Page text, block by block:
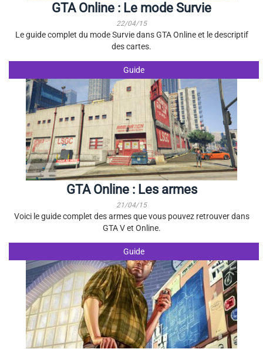
GTA Online : Le mode Survie
22/04/15
Le guide complet du mode Survie dans GTA Online et le descriptif
des cartes.
Guide
GTA Online : Les armes
21/04/15
Voici le guide complet des armes que vous pouvez retrouver dans
GTA V et Online.
Guide